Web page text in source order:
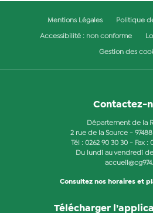
Mentions Légales Politique
Accessibilité : non conforme
Gestion des
Contactez-
Département de la
2 rue de la Source -
Tél : 0262 90 30 30 - Fax :
Du lundi au vendredi de
Consultez nos horaires et
Télécharger